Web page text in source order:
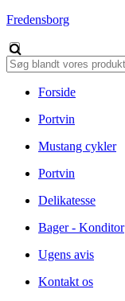
Fredensborg
Forside
Portvin
Mustang cykler
Portvin
Delikatesse
Bager - Konditor
Ugens avis
Kontakt os